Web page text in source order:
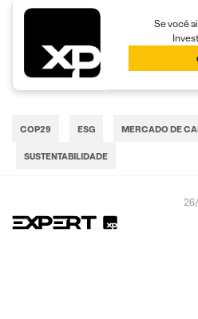
Se você
COP29 ESG MERCADO DE
SUSTENTABILIDADE